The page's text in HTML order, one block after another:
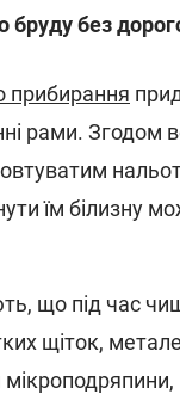
без
прибирання
рами.
їм білизну
що під час
щіток,